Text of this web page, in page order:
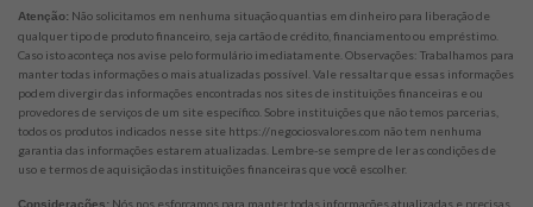
Atenção: Não solicitamos em nenhuma situação quantias em dinheiro para liberação de
qualquer tipo de produto financeiro, seja cartão de crédito, financiamento ou empréstimo.
Caso isto aconteça nos avise pelo formulário imediatamente. Observações: Trabalhamos para
manter todas informações o mais atualizadas possível. Vale ressaltar que essas informações
podem divergir das informações encontradas nos sites de instituições financeiras e ou
provedores de serviços de um site específico. Sobre instituições que não temos parcerias,
todos os produtos indicados nesse site https://negociosvalores.com não tem nenhuma
garantia das informações estarem atualizadas. Lembre-se sempre de ler as condições de
uso e termos de aquisição das instituições financeiras que você escolher.
Considerações: Nós nos esforçamos para manter todas informações atualizadas e precisas.